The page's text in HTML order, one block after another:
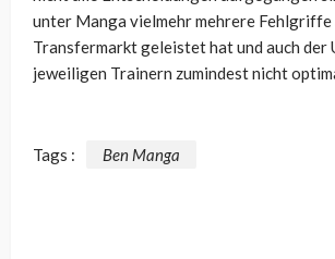
unter Manga vielmehr mehrere Fehlgriffe
Transfermarkt geleistet hat und auch der
jeweiligen Trainern zumindest nicht
Tags : Ben Manga